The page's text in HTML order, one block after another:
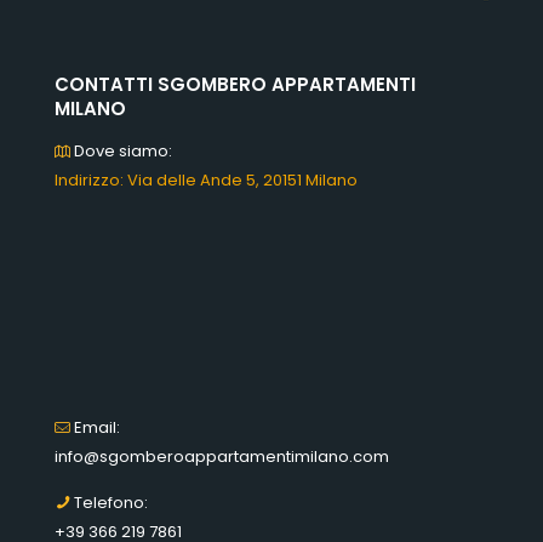
CONTATTI SGOMBERO APPARTAMENTI
MILANO
Dove siamo:
Indirizzo: Via delle Ande 5, 20151 Milano
Email:
info@sgomberoappartamentimilano.com
Telefono:
+39 366 219 7861